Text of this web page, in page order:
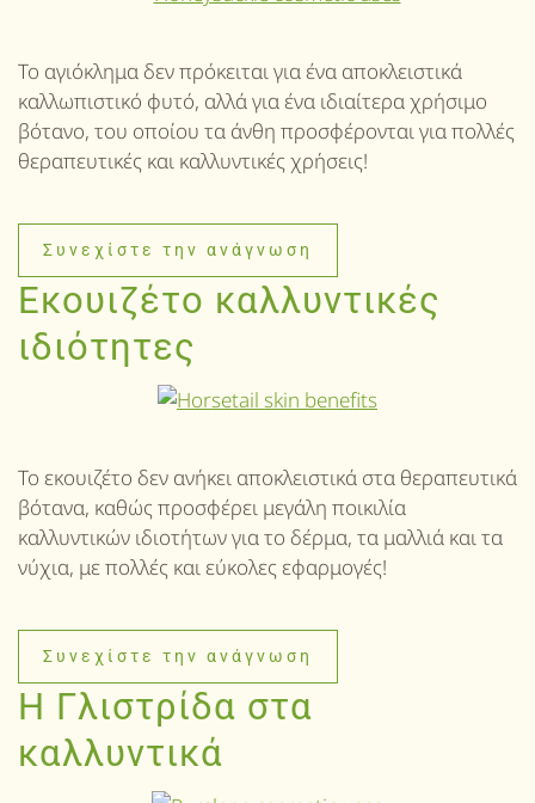
Το αγιόκλημα δεν πρόκειται για ένα αποκλειστικά
καλλωπιστικό φυτό, αλλά για ένα ιδιαίτερα χρήσιμο
βότανο, του οποίου τα άνθη προσφέρονται για πολλές
θεραπευτικές και καλλυντικές χρήσεις!
Συνεχίστε την ανάγνωση
Εκουιζέτο καλλυντικές
ιδιότητες
Το εκουιζέτο δεν ανήκει αποκλειστικά στα θεραπευτικά
βότανα, καθώς προσφέρει μεγάλη ποικιλία
καλλυντικών ιδιοτήτων για το δέρμα, τα μαλλιά και τα
νύχια, με πολλές και εύκολες εφαρμογές!
Συνεχίστε την ανάγνωση
Η Γλιστρίδα στα
καλλυντικά